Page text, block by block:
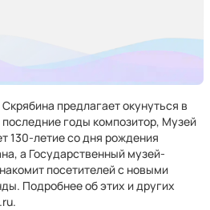
предлагает окунуться в
годы композитор, Музей
130-летие со дня рождения
а Государственный музей-
посетителей с новыми
Подробнее об этих и других